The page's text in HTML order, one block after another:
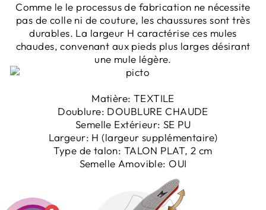
Comme le le processus de fabrication ne nécessite
pas de colle ni de couture, les chaussures sont très
durables. La largeur H caractérise ces mules
chaudes, convenant aux pieds plus larges désirant
une mule légère.
Matière: TEXTILE
Doublure: DOUBLURE CHAUDE
Semelle Extérieur: SE PU
Largeur: H (largeur supplémentaire)
Type de talon: TALON PLAT, 2 cm
Semelle Amovible: OUI